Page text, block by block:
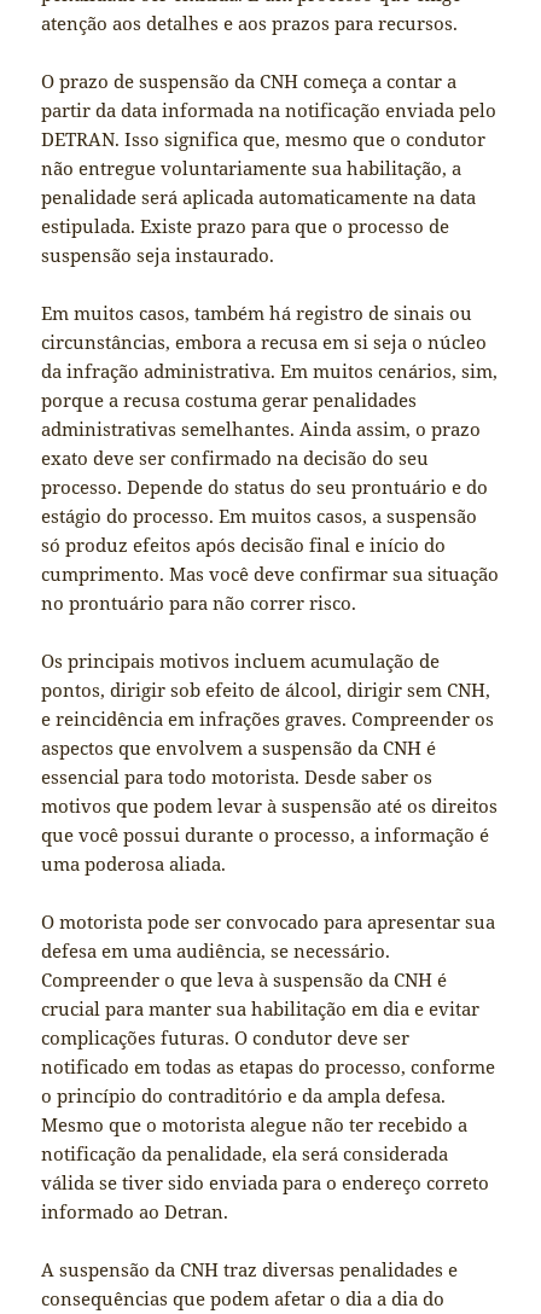
atenção aos detalhes e aos prazos para recursos.
O prazo de suspensão da CNH começa a contar a
partir da data informada na notificação enviada pelo
DETRAN. Isso significa que, mesmo que o condutor
não entregue voluntariamente sua habilitação, a
penalidade será aplicada automaticamente na data
estipulada. Existe prazo para que o processo de
suspensão seja instaurado.
Em muitos casos, também há registro de sinais ou
circunstâncias, embora a recusa em si seja o núcleo
da infração administrativa. Em muitos cenários, sim,
porque a recusa costuma gerar penalidades
administrativas semelhantes. Ainda assim, o prazo
exato deve ser confirmado na decisão do seu
processo. Depende do status do seu prontuário e do
estágio do processo. Em muitos casos, a suspensão
só produz efeitos após decisão final e início do
cumprimento. Mas você deve confirmar sua situação
no prontuário para não correr risco.
Os principais motivos incluem acumulação de
pontos, dirigir sob efeito de álcool, dirigir sem CNH,
e reincidência em infrações graves. Compreender os
aspectos que envolvem a suspensão da CNH é
essencial para todo motorista. Desde saber os
motivos que podem levar à suspensão até os direitos
que você possui durante o processo, a informação é
uma poderosa aliada.
O motorista pode ser convocado para apresentar sua
defesa em uma audiência, se necessário.
Compreender o que leva à suspensão da CNH é
crucial para manter sua habilitação em dia e evitar
complicações futuras. O condutor deve ser
notificado em todas as etapas do processo, conforme
o princípio do contraditório e da ampla defesa.
Mesmo que o motorista alegue não ter recebido a
notificação da penalidade, ela será considerada
válida se tiver sido enviada para o endereço correto
informado ao Detran.
A suspensão da CNH traz diversas penalidades e
consequências que podem afetar o dia a dia do